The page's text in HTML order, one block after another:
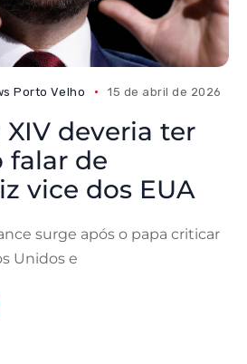
Porto Velho 15 de abril de 2026
XIV deveria ter
falar de
vice dos EUA
surge após o papa criticar
Unidos e